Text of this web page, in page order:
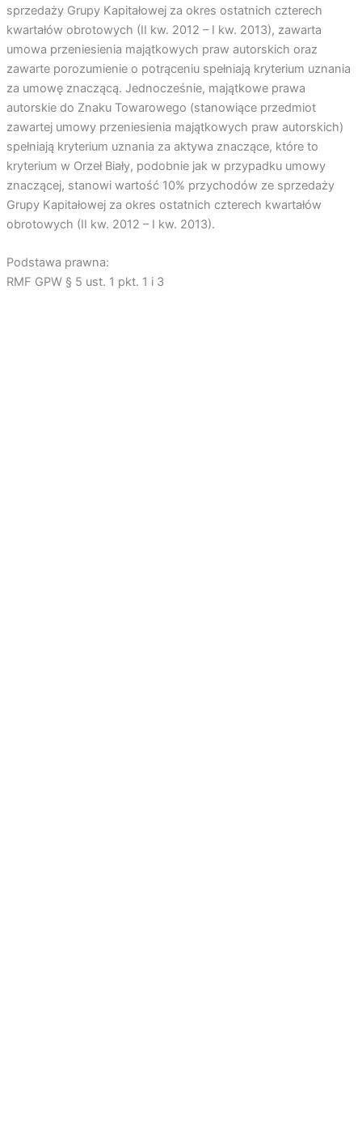
sprzedaży Grupy Kapitałowej za okres ostatnich czterech
kwartałów obrotowych (II kw. 2012 – I kw. 2013), zawarta
umowa przeniesienia majątkowych praw autorskich oraz
zawarte porozumienie o potrąceniu spełniają kryterium uznania
za umowę znaczącą. Jednocześnie, majątkowe prawa
autorskie do Znaku Towarowego (stanowiące przedmiot
zawartej umowy przeniesienia majątkowych praw autorskich)
spełniają kryterium uznania za aktywa znaczące, które to
kryterium w Orzeł Biały, podobnie jak w przypadku umowy
znaczącej, stanowi wartość 10% przychodów ze sprzedaży
Grupy Kapitałowej za okres ostatnich czterech kwartałów
obrotowych (II kw. 2012 – I kw. 2013).
Podstawa prawna:
RMF GPW § 5 ust. 1 pkt. 1 i 3